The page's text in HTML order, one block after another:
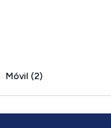
Móvil (2)